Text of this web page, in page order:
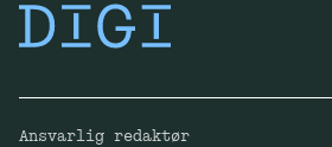
Ansvarlig redaktør